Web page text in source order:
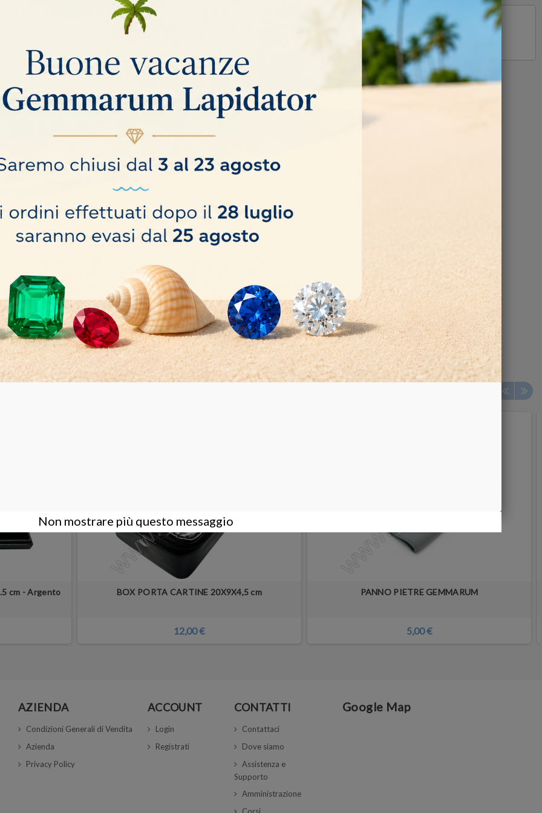
saldamente ferme nel vassoio per eventuali trasporti
comprato anche:
cm - Argento
BOX PORTA CARTINE 20X9X4,5 cm
12,00 €
PANNO PIETRE GEMMARUM
5,00 €
AZIENDA
Condizioni Generali di Vendita
Azienda
Privacy Policy
ACCOUNT
Login
Registrati
CONTATTI
Contattaci
Dove siamo
Assistenza e
Supporto
Amministrazione
Google Map
Non mostrare più questo messaggio